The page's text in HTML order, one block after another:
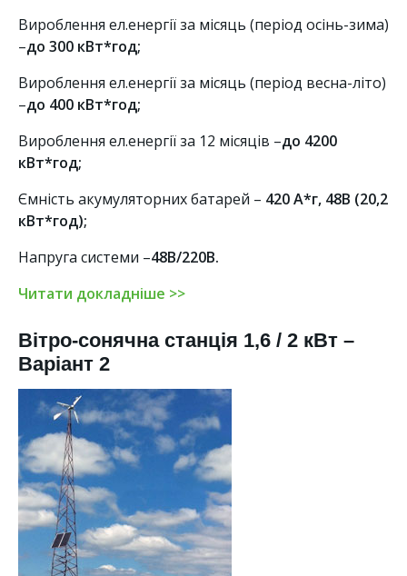
Вироблення ел.енергії за місяць (період осінь-зима)
–до 300 кВт*год;
Вироблення ел.енергії за місяць (період весна-літо)
–до 400 кВт*год;
Вироблення ел.енергії за 12 місяців –до 4200
кВт*год;
Ємність акумуляторних батарей – 420 А*г, 48В (20,2
кВт*год);
Напруга системи –48В/220В.
Читати докладніше >>
Вітро-сонячна станція 1,6 / 2 кВт –
Варіант 2